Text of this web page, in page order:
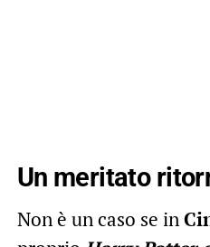
Un meritato
Non è un caso se in